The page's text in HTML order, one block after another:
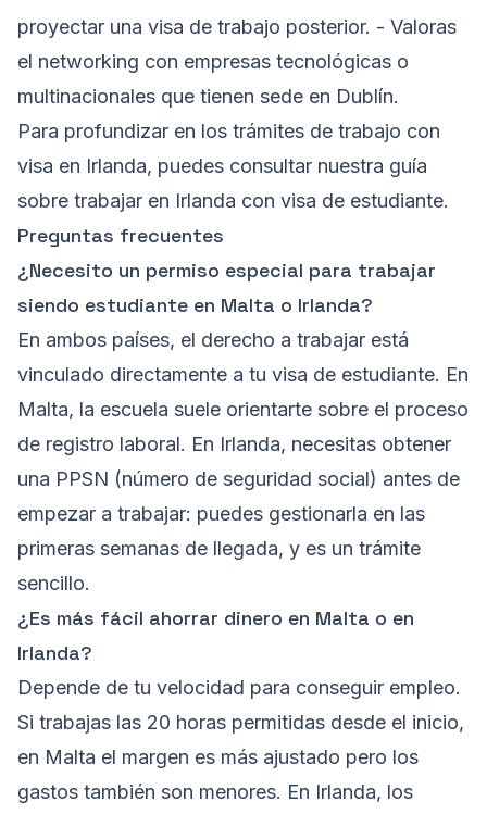
proyectar una visa de trabajo posterior. - Valoras
el networking con empresas tecnológicas o
multinacionales que tienen sede en Dublín.
Para profundizar en los trámites de trabajo con
visa en Irlanda, puedes consultar nuestra guía
sobre trabajar en Irlanda con visa de estudiante.
Preguntas frecuentes
¿Necesito un permiso especial para trabajar
siendo estudiante en Malta o Irlanda?
En ambos países, el derecho a trabajar está
vinculado directamente a tu visa de estudiante. En
Malta, la escuela suele orientarte sobre el proceso
de registro laboral. En Irlanda, necesitas obtener
una PPSN (número de seguridad social) antes de
empezar a trabajar: puedes gestionarla en las
primeras semanas de llegada, y es un trámite
sencillo.
¿Es más fácil ahorrar dinero en Malta o en
Irlanda?
Depende de tu velocidad para conseguir empleo.
Si trabajas las 20 horas permitidas desde el inicio,
en Malta el margen es más ajustado pero los
gastos también son menores. En Irlanda, los